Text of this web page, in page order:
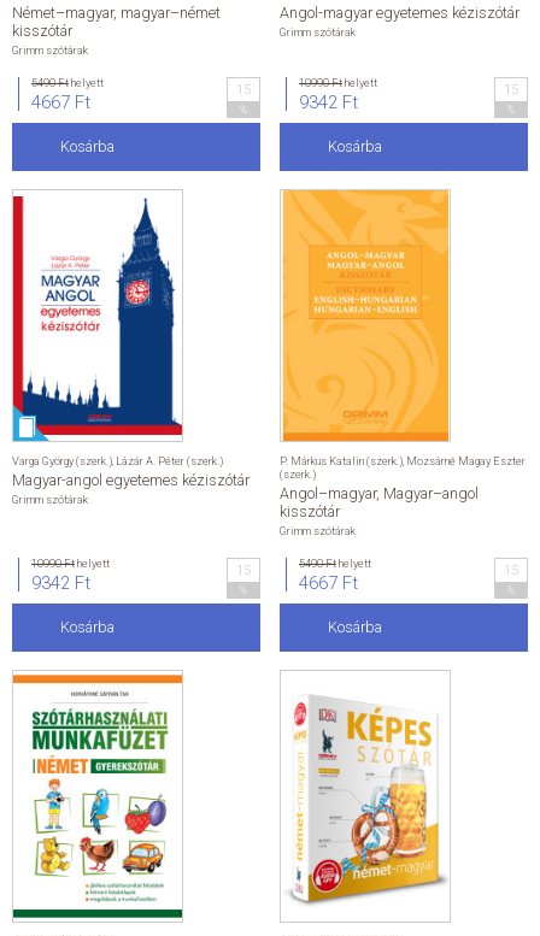
Német–magyar, magyar–német
kisszótár
Grimm szótárak
5490 Fthelyett
4667 Ft
15
Kosárba
Angol-magyar egyetemes kéziszótár
Grimm szótárak
10990 Fthelyett
9342 Ft
15
Kosárba
Varga György (szerk.) Lázár A. Péter (szerk.)
Magyar-angol egyetemes kéziszótár
Grimm szótárak
10990 Fthelyett
9342 Ft
15
Kosárba
P. Márkus Katalin (szerk.) Mozsárné Magay Eszter
(szerk.)
Angol–magyar, Magyar–angol
kisszótár
Grimm szótárak
5490 Fthelyett
4667 Ft
15
Kosárba